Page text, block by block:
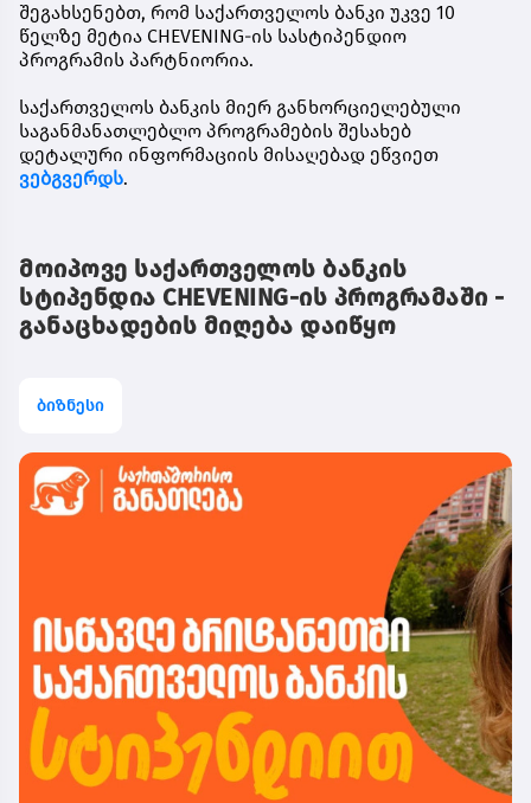
შეგახსენებთ, რომ საქართველოს ბანკი უკვე 10
წელზე მეტია CHEVENING-ის სასტიპენდიო
პროგრამის პარტნიორია.
საქართველოს ბანკის მიერ განხორციელებული
საგანმანათლებლო პროგრამების შესახებ
დეტალური ინფორმაციის მისაღებად ეწვიეთ
ვებგვერდს.
მოიპოვე საქართველოს ბანკის
სტიპენდია CHEVENING-ის პროგრამაში -
განაცხადების მიღება დაიწყო
ბიზნესი